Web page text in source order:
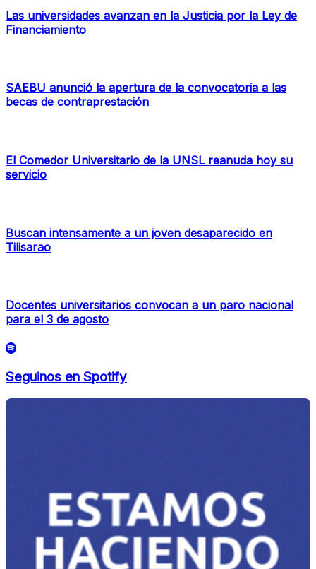
Las universidades avanzan en la Justicia por la Ley de
Financiamiento
SAEBU anunció la apertura de la convocatoria a las
becas de contraprestación
El Comedor Universitario de la UNSL reanuda hoy su
servicio
Buscan intensamente a un joven desaparecido en
Tilisarao
Docentes universitarios convocan a un paro nacional
para el 3 de agosto
Seguinos en Spotify